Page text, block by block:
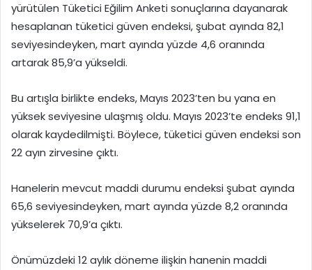
yürütülen Tüketici Eğilim Anketi sonuçlarına dayanarak
hesaplanan tüketici güven endeksi, şubat ayında 82,1
seviyesindeyken, mart ayında yüzde 4,6 oranında
artarak 85,9’a yükseldi.
Bu artışla birlikte endeks, Mayıs 2023’ten bu yana en
yüksek seviyesine ulaşmış oldu. Mayıs 2023’te endeks 91,1
olarak kaydedilmişti. Böylece, tüketici güven endeksi son
22 ayın zirvesine çıktı.
Hanelerin mevcut maddi durumu endeksi şubat ayında
65,6 seviyesindeyken, mart ayında yüzde 8,2 oranında
yükselerek 70,9’a çıktı.
Önümüzdeki 12 aylık döneme ilişkin hanenin maddi